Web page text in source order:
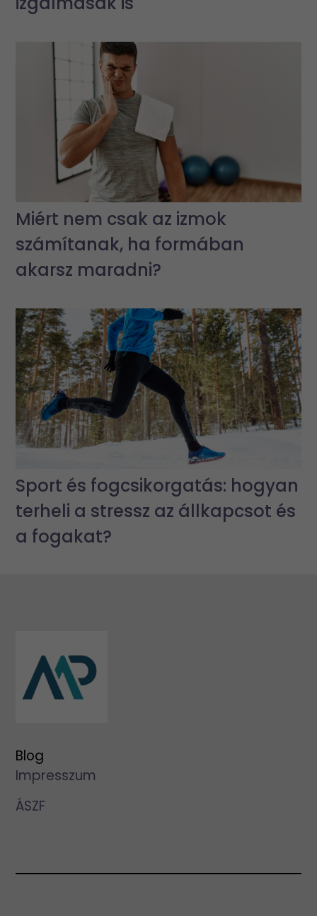
Miért nem csak az izmok
számítanak, ha formában
akarsz maradni?
Sport és fogcsikorgatás: hogyan
terheli a stressz az állkapcsot és
a fogakat?
Blog
Impresszum
ÁSZF